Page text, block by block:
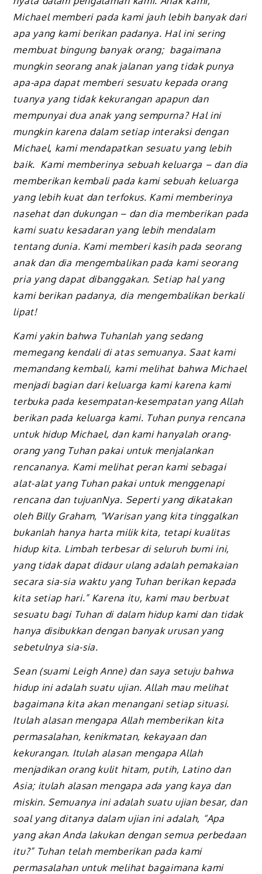
Michael memberi pada kami jauh lebih banyak dari
apa yang kami berikan padanya. Hal ini sering
membuat bingung banyak orang; bagaimana
mungkin seorang anak jalanan yang tidak punya
apa-apa dapat memberi sesuatu kepada orang
tuanya yang tidak kekurangan apapun dan
mempunyai dua anak yang sempurna? Hal ini
mungkin karena dalam setiap interaksi dengan
Michael, kami mendapatkan sesuatu yang lebih
baik. Kami memberinya sebuah keluarga – dan dia
memberikan kembali pada kami sebuah keluarga
yang lebih kuat dan terfokus. Kami memberinya
nasehat dan dukungan – dan dia memberikan pada
kami suatu kesadaran yang lebih mendalam
tentang dunia. Kami memberi kasih pada seorang
anak dan dia mengembalikan pada kami seorang
pria yang dapat dibanggakan. Setiap hal yang
kami berikan padanya, dia mengembalikan berkali
lipat!
Kami yakin bahwa Tuhanlah yang sedang
memegang kendali di atas semuanya. Saat kami
memandang kembali, kami melihat bahwa Michael
menjadi bagian dari keluarga kami karena kami
terbuka pada kesempatan-kesempatan yang Allah
berikan pada keluarga kami. Tuhan punya rencana
untuk hidup Michael, dan kami hanyalah orang-
orang yang Tuhan pakai untuk menjalankan
rencananya. Kami melihat peran kami sebagai
alat-alat yang Tuhan pakai untuk menggenapi
rencana dan tujuanNya. Seperti yang dikatakan
oleh Billy Graham, “Warisan yang kita tinggalkan
bukanlah hanya harta milik kita, tetapi kualitas
hidup kita. Limbah terbesar di seluruh bumi ini,
yang tidak dapat didaur ulang adalah pemakaian
secara sia-sia waktu yang Tuhan berikan kepada
kita setiap hari.” Karena itu, kami mau berbuat
sesuatu bagi Tuhan di dalam hidup kami dan tidak
hanya disibukkan dengan banyak urusan yang
sebetulnya sia-sia.
Sean (suami Leigh Anne) dan saya setuju bahwa
hidup ini adalah suatu ujian. Allah mau melihat
bagaimana kita akan menangani setiap situasi.
Itulah alasan mengapa Allah memberikan kita
permasalahan, kenikmatan, kekayaan dan
kekurangan. Itulah alasan mengapa Allah
menjadikan orang kulit hitam, putih, Latino dan
Asia; itulah alasan mengapa ada yang kaya dan
miskin. Semuanya ini adalah suatu ujian besar, dan
soal yang ditanya dalam ujian ini adalah, “Apa
yang akan Anda lakukan dengan semua perbedaan
itu?” Tuhan telah memberikan pada kami
permasalahan untuk melihat bagaimana kami